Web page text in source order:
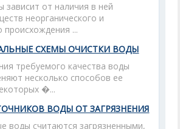
зависит от наличия в ней
неорганического и
происхождения ...
СХЕМЫ ОЧИСТКИ ВОДЫ
требуемого качества воды
несколько способов ее
�...
ВОДЫ ОТ ЗАГРЯЗНЕНИЯ
воды считаются загрязненными,